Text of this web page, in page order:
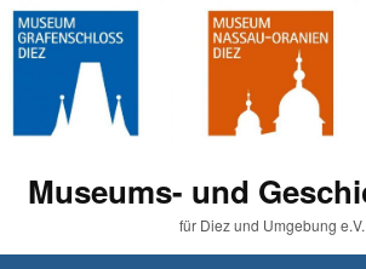
Museums- und
für Diez und Umgebung e.V.